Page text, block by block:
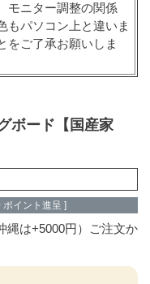
モニター調整の関係
もパソコン上と違いま
をご了承お願いしま
ボード【国産家
ポイント進呈 ]
縄は+5000円）ご注文か